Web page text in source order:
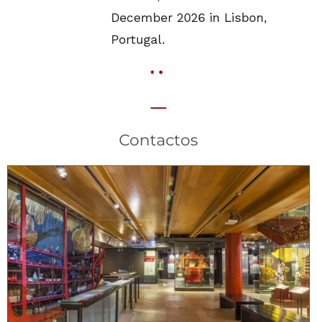
December 2026 in Lisbon,
Portugal.
Contactos